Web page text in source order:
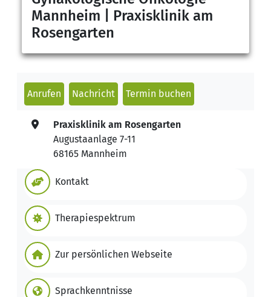
Mannheim | Praxisklinik am
Rosengarten
Anrufen Nachricht Termin buchen
Praxisklinik am Rosengarten
Augustaanlage 7-11
68165 Mannheim
Kontakt
Therapiespektrum
Zur persönlichen Webseite
Sprachkenntnisse